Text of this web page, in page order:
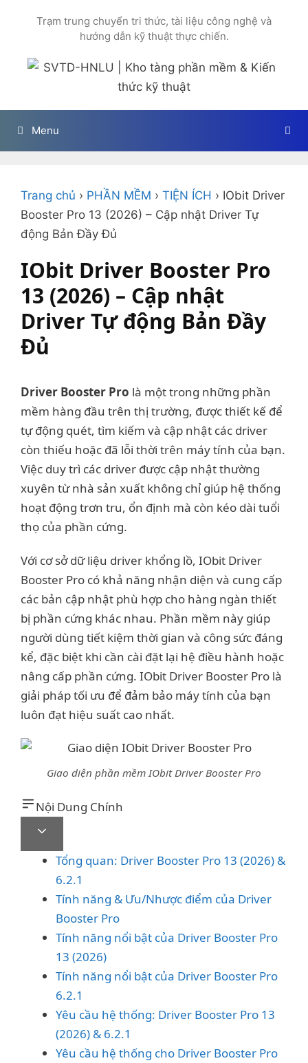
Trạm trung chuyển tri thức, tài liệu công nghệ và
hướng dẫn kỹ thuật thực chiến.
Menu
Trang chủ › PHẦN MỀM › TIỆN ÍCH › IObit Driver
Booster Pro 13 (2026) – Cập nhật Driver Tự
động Bản Đầy Đủ
IObit Driver Booster Pro
13 (2026) – Cập nhật
Driver Tự động Bản Đầy
Đủ
Driver Booster Pro là một trong những phần
mềm hàng đầu trên thị trường, được thiết kế để
tự động quét, tìm kiếm và cập nhật các driver
còn thiếu hoặc đã lỗi thời trên máy tính của bạn.
Việc duy trì các driver được cập nhật thường
xuyên từ nhà sản xuất không chỉ giúp hệ thống
hoạt động trơn tru, ổn định mà còn kéo dài tuổi
thọ của phần cứng.
Với cơ sở dữ liệu driver khổng lồ, IObit Driver
Booster Pro có khả năng nhận diện và cung cấp
các bản cập nhật phù hợp cho hàng ngàn thiết
bị phần cứng khác nhau. Phần mềm này giúp
người dùng tiết kiệm thời gian và công sức đáng
kể, đặc biệt khi cần cài đặt lại hệ điều hành hoặc
nâng cấp phần cứng. IObit Driver Booster Pro là
giải pháp tối ưu để đảm bảo máy tính của bạn
luôn đạt hiệu suất cao nhất.
Giao diện phần mềm IObit Driver Booster Pro
Nội Dung Chính
Tổng quan: Driver Booster Pro 13 (2026) &
6.2.1
Tính năng & Ưu/Nhược điểm của Driver
Booster Pro
Tính năng nổi bật của Driver Booster Pro
13 (2026)
Tính năng nổi bật của Driver Booster Pro
6.2.1
Yêu cầu hệ thống: Driver Booster Pro 13
(2026) & 6.2.1
Yêu cầu hệ thống cho Driver Booster Pro